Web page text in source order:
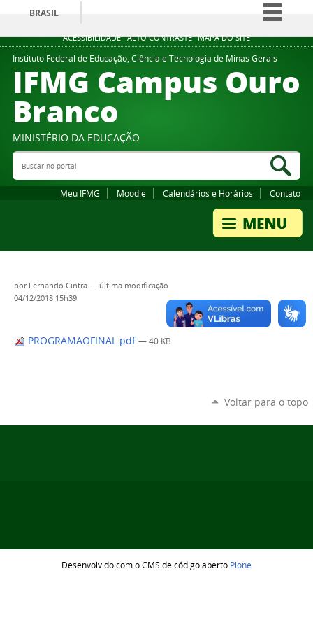
ACESSIBILIDADE ALTO CONTRASTE MAPA DO SITE
BRASIL
Simplifique!
Comunica BR
Participe
Instituto Federal de Educação, Ciência e Tecnologia de Minas Gerais
IFMG Campus Ouro
Branco
MINISTÉRIO DA EDUCAÇÃO
Buscar no portal
Meu IFMG Moodle Calendários e Horários Contato
por Fernando Cintra — última modificação
04/12/2018 15h39
PROGRAMAOFINAL.pdf — 40 KB
Voltar para o topo
Desenvolvido com o CMS de código aberto Plone